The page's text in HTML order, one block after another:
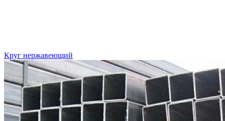
Круг нержавеющий